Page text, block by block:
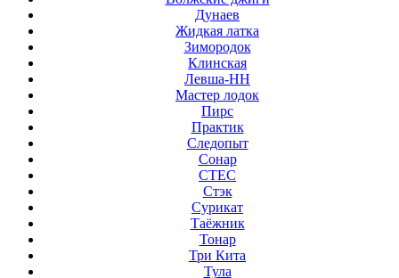
Дунаев
Жидкая латка
Зимородок
Клинская
Левша-НН
Мастер лодок
Пирс
Практик
Следопыт
Сонар
СТЕС
Стэк
Сурикат
Таёжник
Тонар
Три Кита
Тула